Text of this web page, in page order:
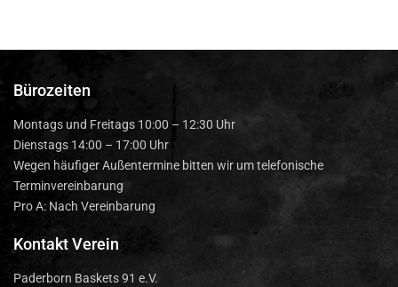
Bürozeiten
Montags und Freitags 10:00 – 12:30 Uhr
Dienstags 14:00 – 17:00 Uhr
Wegen häufiger Außentermine bitten wir um telefonische
Terminvereinbarung
Pro A: Nach Vereinbarung
Kontakt Verein
Paderborn Baskets 91 e.V.